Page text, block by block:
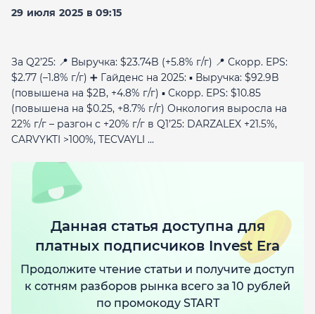
29 июля 2025 в 09:15
За Q2’25: 📍 Выручка: $23.74B (+5.8% г/г) 📍 Скорр. EPS:
$2.77 (–1.8% г/г) ➕ Гайденс на 2025: ▪️ Выручка: $92.9B
(повышена на $2B, +4.8% г/г) ▪️ Скорр. EPS: $10.85
(повышена на $0.25, +8.7% г/г) Онкология выросла на
22% г/г – разгон с +20% г/г в Q1’25: DARZALEX +21.5%,
CARVYKTI >100%, TECVAYLI ...
Данная статья доступна для
платных подписчиков Invest Era
Продолжите чтение статьи и получите доступ
к сотням разборов рынка всего за 10 рублей
по промокоду START